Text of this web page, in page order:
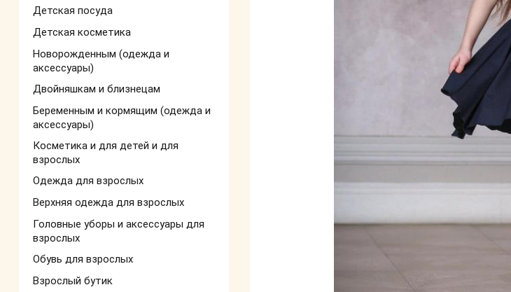
Детская посуда
Детская косметика
Новорожденным (одежда и
аксессуары)
Двойняшкам и близнецам
Беременным и кормящим (одежда и
аксессуары)
Косметика и для детей и для
взрослых
Одежда для взрослых
Верхняя одежда для взрослых
Головные уборы и аксессуары для
взрослых
Обувь для взрослых
Взрослый бутик